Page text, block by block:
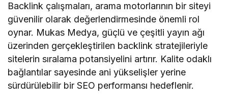
Backlink çalışmaları, arama motorlarının bir siteyi
güvenilir olarak değerlendirmesinde önemli rol
oynar. Mukas Medya, güçlü ve çeşitli yayın ağı
üzerinden gerçekleştirilen backlink stratejileriyle
sitelerin sıralama potansiyelini artırır. Kalite odaklı
bağlantılar sayesinde ani yükselişler yerine
sürdürülebilir bir SEO performansı hedeflenir.